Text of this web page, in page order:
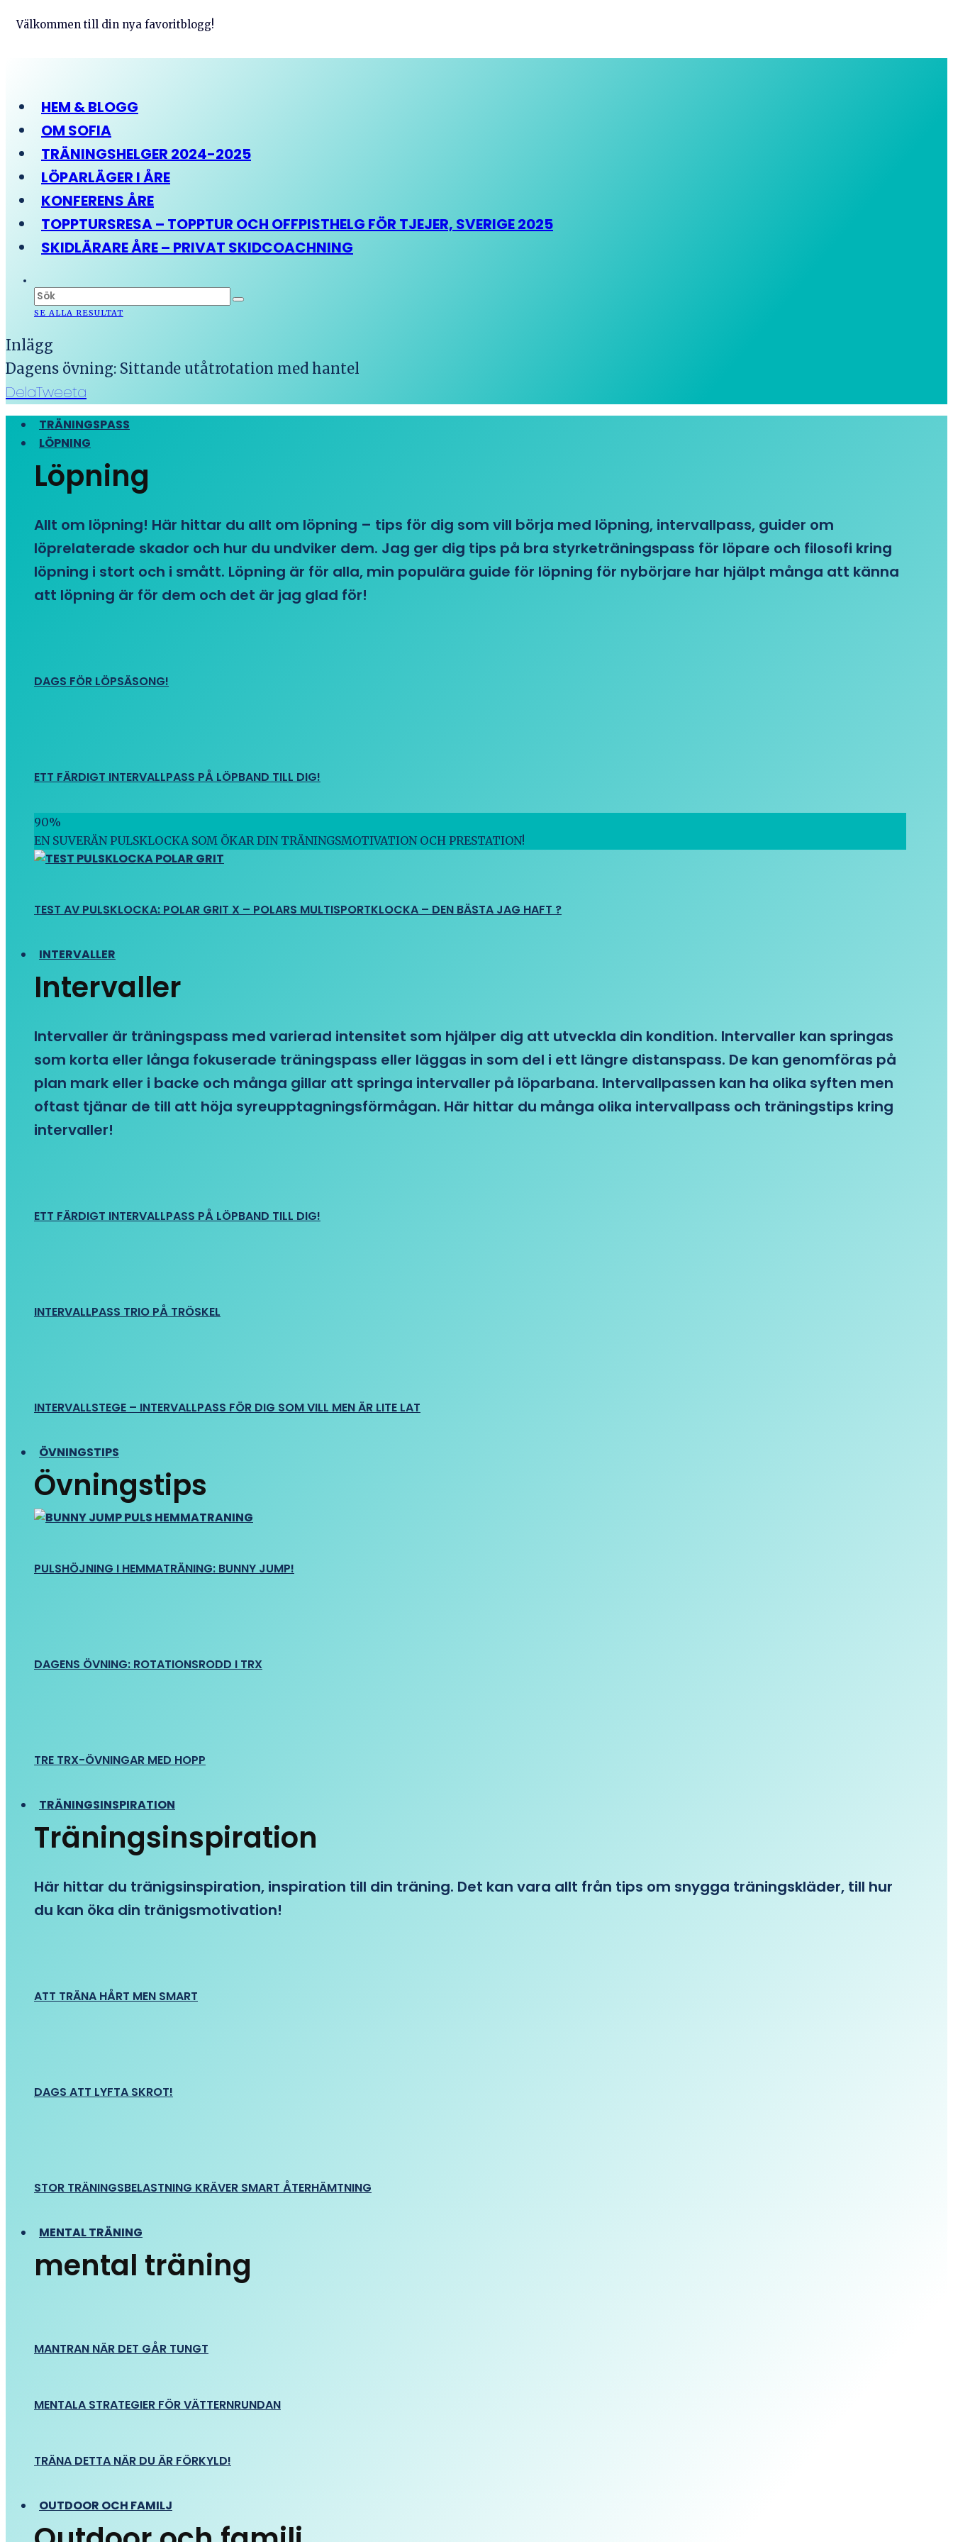
Välkommen till din nya favoritblogg!
HEM & BLOGG
OM SOFIA
TRÄNINGSHELGER 2024-2025
LÖPARLÄGER I ÅRE
KONFERENS ÅRE
TOPPTURSRESA – TOPPTUR OCH OFFPISTHELG FÖR TJEJER, SVERIGE 2025
SKIDLÄRARE ÅRE – PRIVAT SKIDCOACHNING
SE ALLA RESULTAT
Inlägg
Dagens övning: Sittande utåtrotation med hantel
DelaTweeta
TRÄNINGSPASS
LÖPNING
Löpning
Allt om löpning! Här hittar du allt om löpning – tips för dig som vill börja med löpning, intervallpass, guider om
löprelaterade skador och hur du undviker dem. Jag ger dig tips på bra styrketräningspass för löpare och filosofi kring
löpning i stort och i smått. Löpning är för alla, min populära guide för löpning för nybörjare har hjälpt många att känna
att löpning är för dem och det är jag glad för!
DAGS FÖR LÖPSÄSONG!
ETT FÄRDIGT INTERVALLPASS PÅ LÖPBAND TILL DIG!
90%
EN SUVERÄN PULSKLOCKA SOM ÖKAR DIN TRÄNINGSMOTIVATION OCH PRESTATION!
TEST AV PULSKLOCKA: POLAR GRIT X – POLARS MULTISPORTKLOCKA – DEN BÄSTA JAG HAFT ?
INTERVALLER
Intervaller
Intervaller är träningspass med varierad intensitet som hjälper dig att utveckla din kondition. Intervaller kan springas
som korta eller långa fokuserade träningspass eller läggas in som del i ett längre distanspass. De kan genomföras på
plan mark eller i backe och många gillar att springa intervaller på löparbana. Intervallpassen kan ha olika syften men
oftast tjänar de till att höja syreupptagningsförmågan. Här hittar du många olika intervallpass och träningstips kring
intervaller!
ETT FÄRDIGT INTERVALLPASS PÅ LÖPBAND TILL DIG!
INTERVALLPASS TRIO PÅ TRÖSKEL
INTERVALLSTEGE – INTERVALLPASS FÖR DIG SOM VILL MEN ÄR LITE LAT
ÖVNINGSTIPS
Övningstips
PULSHÖJNING I HEMMATRÄNING: BUNNY JUMP!
DAGENS ÖVNING: ROTATIONSRODD I TRX
TRE TRX-ÖVNINGAR MED HOPP
TRÄNINGSINSPIRATION
Träningsinspiration
Här hittar du tränigsinspiration, inspiration till din träning. Det kan vara allt från tips om snygga träningskläder, till hur
du kan öka din tränigsmotivation!
ATT TRÄNA HÅRT MEN SMART
DAGS ATT LYFTA SKROT!
STOR TRÄNINGSBELASTNING KRÄVER SMART ÅTERHÄMTNING
MENTAL TRÄNING
mental träning
MANTRAN NÄR DET GÅR TUNGT
MENTALA STRATEGIER FÖR VÄTTERNRUNDAN
TRÄNA DETTA NÄR DU ÄR FÖRKYLD!
OUTDOOR OCH FAMILJ